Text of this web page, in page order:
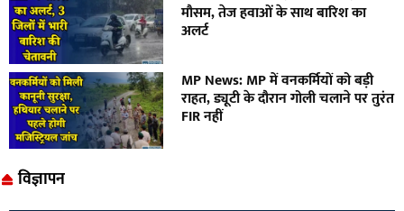
मौसम, तेज हवाओं के साथ बारिश का
अलर्ट
MP News: MP में वनकर्मियों को बड़ी
राहत, ड्यूटी के दौरान गोली चलाने पर तुरंत
FIR नहीं
विज्ञापन